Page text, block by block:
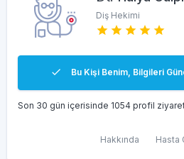
Diş Hekimi
Bu Kişi Benim, Bilgileri
Son 30 gün içerisinde 1054 profil
Hakkında Hasta